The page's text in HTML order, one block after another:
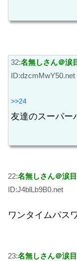
32:名無しさん＠涙
ID:dzcmMwY50.net
>>24
友達のスーパー
22:名無しさん＠涙目
ID:J4blLb9B0.net
ワンタイムパス
23:名無しさん＠涙目